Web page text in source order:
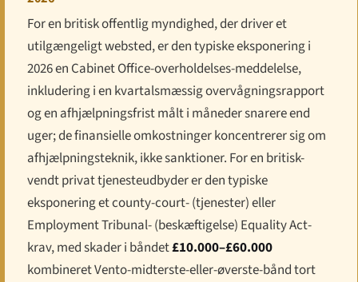
For en britisk offentlig myndighed, der driver et
utilgængeligt websted, er den typiske eksponering i
2026 en Cabinet Office-overholdelses-meddelelse,
inkludering i en kvartalsmæssig overvågningsrapport
og en afhjælpningsfrist målt i måneder snarere end
uger; de finansielle omkostninger koncentrerer sig om
afhjælpningsteknik, ikke sanktioner. For en britisk-
vendt privat tjenesteudbyder er den typiske
eksponering et county-court- (tjenester) eller
Employment Tribunal- (beskæftigelse) Equality Act-
krav, med skader i båndet£10.000–£60.000
kombineret Vento-midterste-eller-øverste-bånd tort